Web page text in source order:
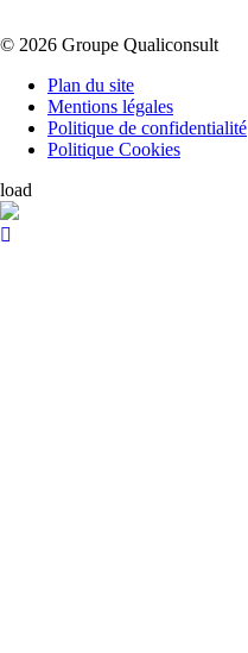
© 2026 Groupe Qualiconsult
Plan du site
Mentions légales
Politique de confidentialité
Politique Cookies
load